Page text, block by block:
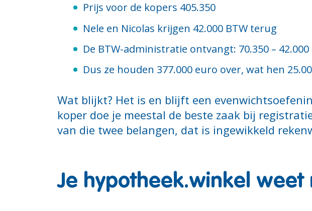
Prijs voor de kopers 405.350
Nele en Nicolas krijgen 42.000 BTW terug
De BTW-administratie ontvangt: 70.350 – 42.000
Dus ze houden 377.000 euro over, wat hen
Wat blijkt? Het is en blijft een
koper doe je meestal de beste zaak bij
van die twee belangen, dat is ingewikkeld
Je hypotheek.winkel weet